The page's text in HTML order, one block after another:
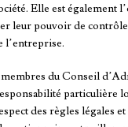
Elle est également
leur pouvoir de
l’entreprise.
du Conseil
particulière
des règles légales et